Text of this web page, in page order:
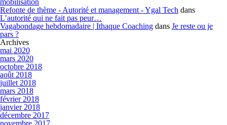
mobilisation
Refonte de thème - Autorité et management - Ygal Tech dans
L’autorité qui ne fait pas peur…
Vagabondage hebdomadaire | Ithaque Coaching dans Je reste ou je
pars ?
Archives
mai 2020
mars 2020
octobre 2018
août 2018
juillet 2018
mars 2018
février 2018
janvier 2018
décembre 2017
novembre 2017